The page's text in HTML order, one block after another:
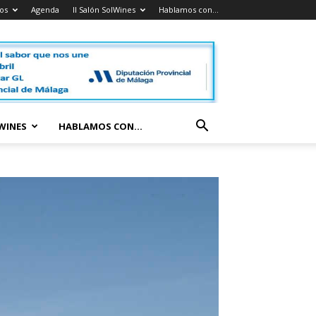
Agenda II Salón SolWines Hablamos con…
HABLAMOS CON…